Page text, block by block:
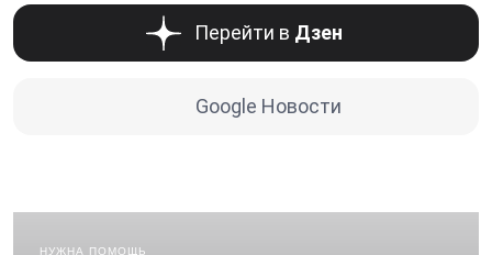
Перейти в Дзен
Google Новости
НУЖНА ПОМОЩЬ